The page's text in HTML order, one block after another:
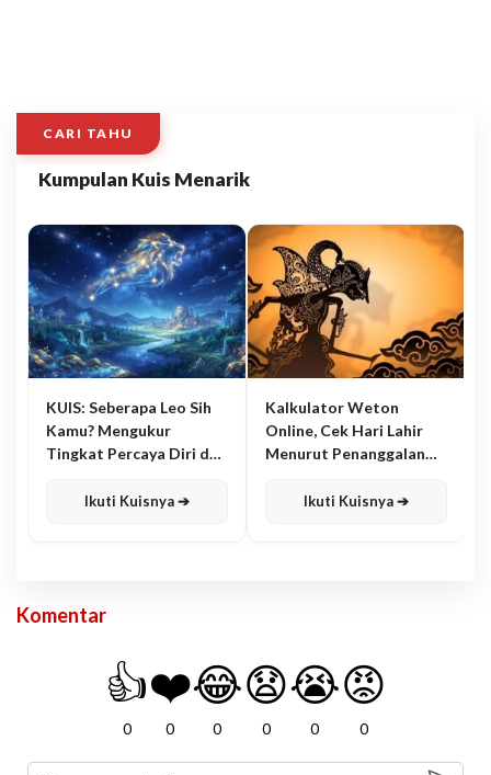
CARI TAHU
Kumpulan Kuis Menarik
KUIS: Seberapa Leo Sih
Kamu? Mengukur
Tingkat Percaya Diri dan
Ikuti Kuisnya ➔
Kalkulator Weton
Online, Cek Hari Lahir
Menurut Penanggalan
Ikuti Kuisnya ➔
Komentar
👍
0
❤️
0
😂
0
😧
0
😭
0
😡
0